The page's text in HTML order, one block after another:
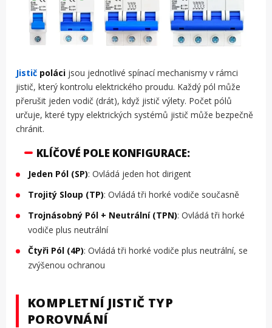
Jistič poláci jsou jednotlivé spínací mechanismy v rámci
jistič, který kontrolu elektrického proudu. Každý pól může
přerušit jeden vodič (drát), když jistič výlety. Počet pólů
určuje, které typy elektrických systémů jistič může bezpečně
chránit.
KLÍČOVÉ POLE KONFIGURACE:
Jeden Pól (SP): Ovládá jeden hot dirigent
Trojitý Sloup (TP): Ovládá tři horké vodiče současně
Trojnásobný Pól + Neutrální (TPN): Ovládá tři horké
vodiče plus neutrální
Čtyři Pól (4P): Ovládá tři horké vodiče plus neutrální, se
zvýšenou ochranou
KOMPLETNÍ JISTIČ TYP
POROVNÁNÍ